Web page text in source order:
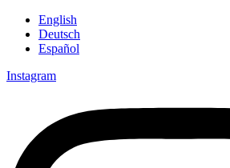
English
Deutsch
Español
Instagram